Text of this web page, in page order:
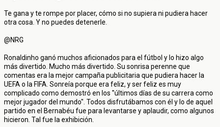
Te gana y te rompe por placer, cómo si no supiera ni pudiera hacer
otra cosa. Y no puedes detenerle.
@NRG
Ronaldinho ganó muchos aficionados para el fútbol y lo hizo algo
más divertido. Mucho más divertido. Su sonrisa perenne que
comentas era la mejor campaña publicitaria que pudiera hacer la
UEFA o la FIFA. Sonreía porque era feliz, y ser feliz es muy
complicado como demostró en los ''últimos días de su carrera como
mejor jugador del mundo''. Todos disfrutábamos con él y lo de aquel
partido en el Bernabéu fue para levantarse y aplaudir, como algunos
hicieron. Tal fue la exhibición.